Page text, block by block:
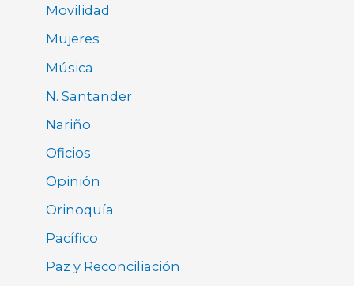
Movilidad
Mujeres
Música
N. Santander
Nariño
Oficios
Opinión
Orinoquía
Pacífico
Paz y Reconciliación